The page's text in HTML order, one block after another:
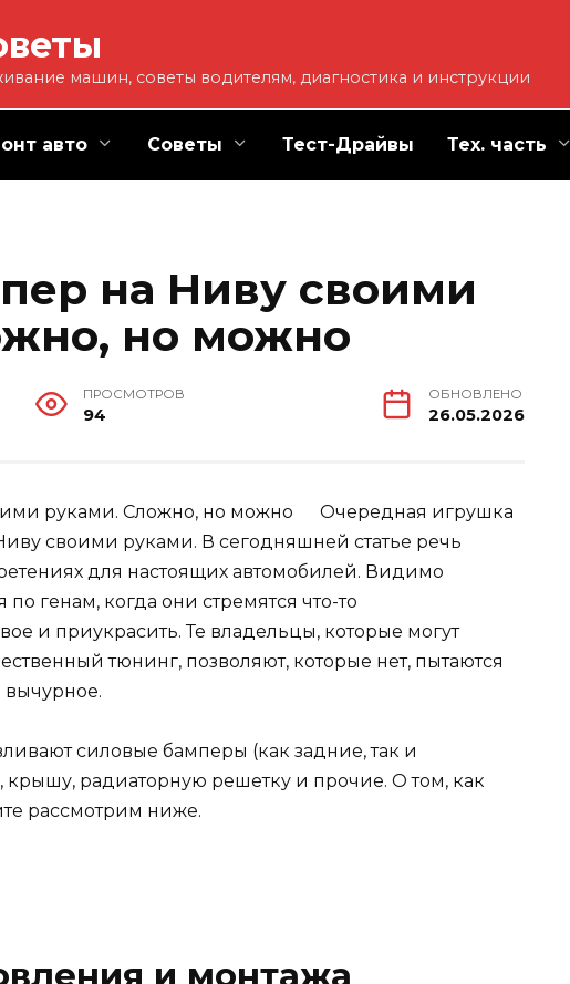
машин, советы водителям, диагностика и инструкции
авто Советы Тест-Драйвы Тех. часть
на Ниву своими
но можно
ПРОСМОТРОВ
94
ОБНОВЛЕНО
26.05.2026
Очередная игрушка
своими руками. В сегодняшней статье речь
для настоящих автомобилей. Видимо
генам, когда они стремятся что-то
и приукрасить. Те владельцы, которые могут
тюнинг, позволяют, которые нет, пытаются
вычурное.
силовые бамперы (как задние, так и
крышу, радиаторную решетку и прочие. О том, как
рассмотрим ниже.
и монтажа